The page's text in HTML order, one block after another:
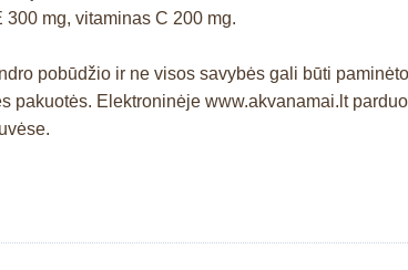
mg, vitaminas C 200 mg.
pobūdžio ir ne visos savybės gali būti
Elektroninėje www.akvanamai.lt